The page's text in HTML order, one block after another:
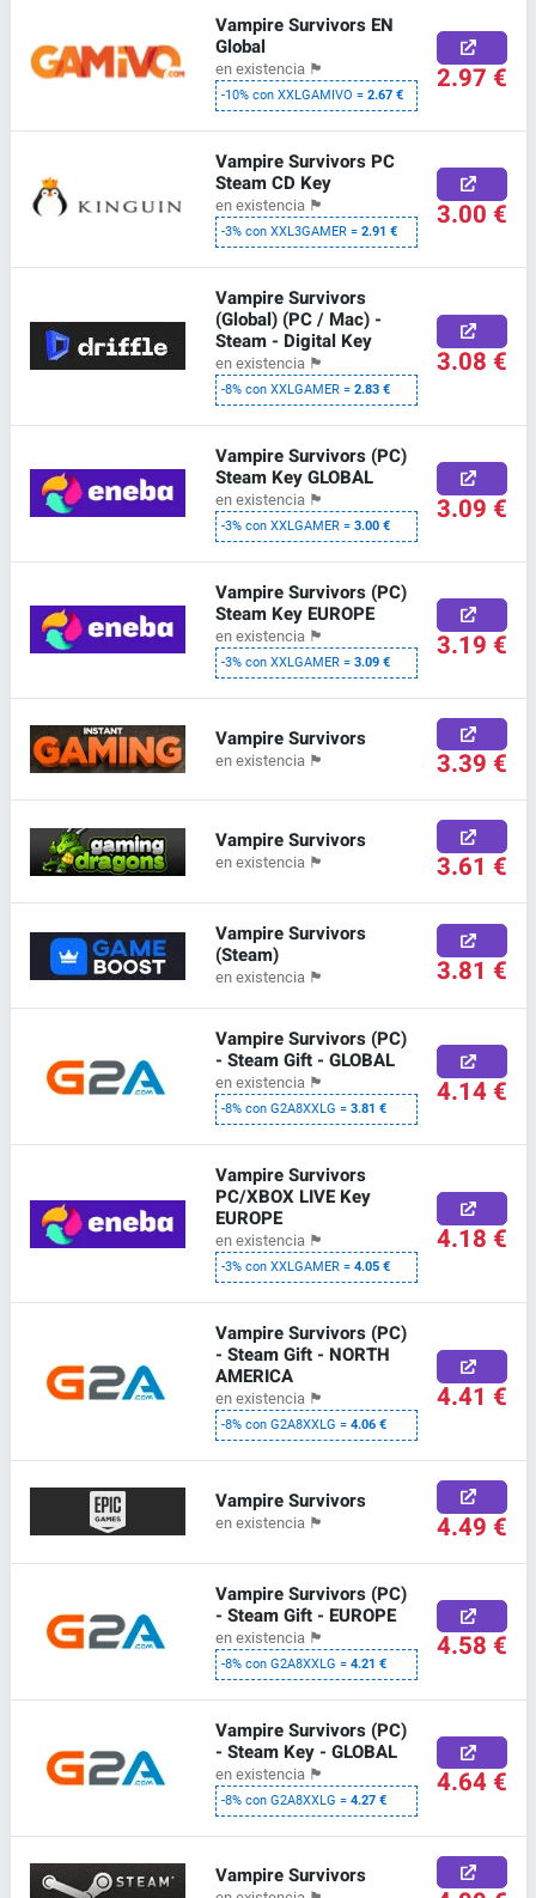
Vampire Survivors EN
Global
en existencia 🏴
-10% con XXLGAMIVO =2.67 € 2.97 €
Vampire Survivors PC
Steam CD Key
en existencia 🏴
-3% con XXL3GAMER =2.91 € 3.00 €
Vampire Survivors
(Global) (PC / Mac) -
Steam - Digital Key
en existencia 🏴
-8% con XXLGAMER =2.83 €
3.08 €
Vampire Survivors (PC)
Steam Key GLOBAL
en existencia 🏴
-3% con XXLGAMER =3.00 € 3.09 €
Vampire Survivors (PC)
Steam Key EUROPE
en existencia 🏴
-3% con XXLGAMER =3.09 € 3.19 €
Vampire Survivors
en existencia 🏴 3.39 €
Vampire Survivors
en existencia 🏴 3.61 €
Vampire Survivors
(Steam)
en existencia 🏴 3.81 €
Vampire Survivors (PC)
- Steam Gift - GLOBAL
en existencia 🏴
-8% con G2A8XXLG =3.81 € 4.14 €
Vampire Survivors
PC/XBOX LIVE Key
EUROPE
en existencia 🏴
-3% con XXLGAMER =4.05 €
4.18 €
Vampire Survivors (PC)
- Steam Gift - NORTH
AMERICA
en existencia 🏴
-8% con G2A8XXLG =4.06 €
4.41 €
Vampire Survivors
en existencia 🏴 4.49 €
Vampire Survivors (PC)
- Steam Gift - EUROPE
en existencia 🏴
-8% con G2A8XXLG =4.21 € 4.58 €
Vampire Survivors (PC)
- Steam Key - GLOBAL
en existencia 🏴
-8% con G2A8XXLG =4.27 € 4.64 €
Vampire Survivors